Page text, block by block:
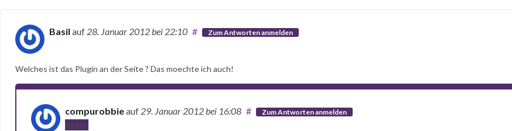
Basil auf 28. Januar 2012bei 22:10 # Zum Antworten anmelden
Welches ist das Plugin an der Seite ? Das moechte ich auch!
compurobbieauf 29. Januar 2012bei 16:08
Autor
# Zum Antworten anmelden